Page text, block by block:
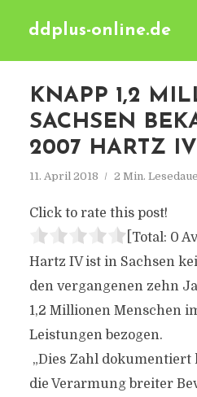
ddplus-online.de
KNAPP 1,2
SACHSEN
2007 HARTZ IV
11. April 2018 2 Min.
Click to rate this post!
[Total: 0
Hartz IV ist in Sachsen
den vergangenen zehn
1,2 Millionen Menschen
Leistungen bezogen.
„Dies Zahl
die Verarmung breiter